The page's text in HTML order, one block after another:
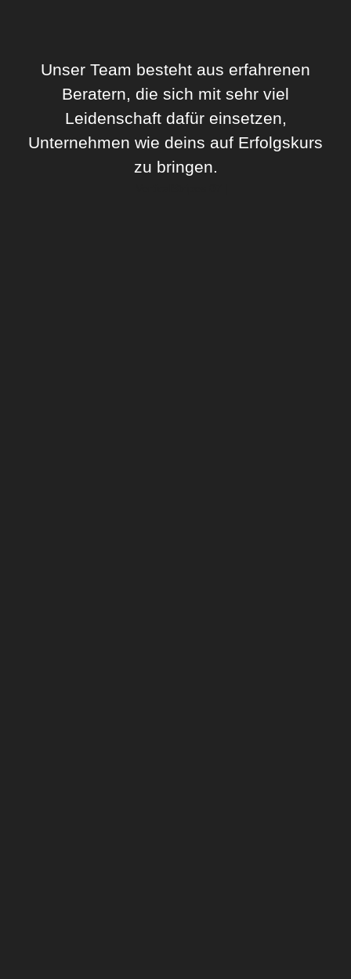
Unser Team besteht aus erfahrenen
Beratern, die sich mit sehr viel
Leidenschaft dafür einsetzen,
Unternehmen wie deins auf Erfolgskurs
zu bringen.